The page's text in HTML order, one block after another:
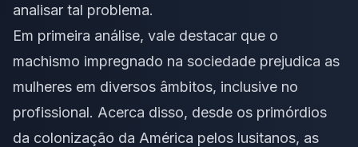
analisar tal problema.
Em primeira análise, vale destacar que o
machismo impregnado na sociedade prejudica as
mulheres em diversos âmbitos, inclusive no
profissional. Acerca disso, desde os primórdios
da colonização da América pelos lusitanos, as